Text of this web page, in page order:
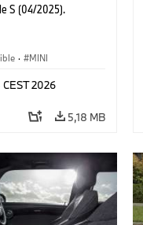
S (04/2025).
· MINI
2026
5,18 MB